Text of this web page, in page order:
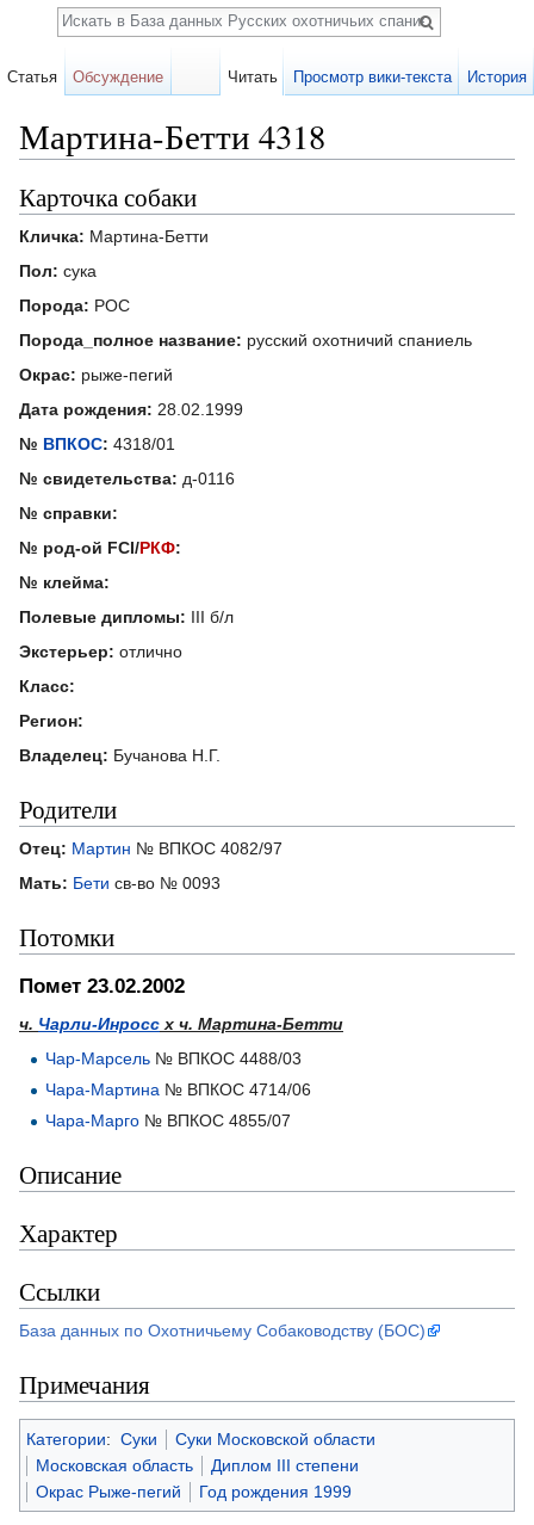
Мартина-Бетти 4318
Карточка собаки
Кличка: Мартина-Бетти
Пол: сука
Порода: РОС
Порода_полное название: русский охотничий спаниель
Окрас: рыже-пегий
Дата рождения: 28.02.1999
№ ВПКОС: 4318/01
№ свидетельства: д-0116
№ справки:
№ род-ой FCI/РКФ:
№ клейма:
Полевые дипломы: III б/л
Экстерьер: отлично
Класс:
Регион:
Владелец: Бучанова Н.Г.
Родители
Отец: Мартин № ВПКОС 4082/97
Мать: Бети св-во № 0093
Потомки
Помет 23.02.2002
ч. Чарли-Инросс х ч. Мартина-Бетти
Чар-Марсель № ВПКОС 4488/03
Чара-Мартина № ВПКОС 4714/06
Чара-Марго № ВПКОС 4855/07
Описание
Характер
Ссылки
База данных по Охотничьему Собаководству (БОС)
Примечания
Категории: Суки
Суки Московской области
Московская область
Диплом III степени
Окрас Рыже-пегий
Год рождения 1999
Статья Обсуждение Читать Просмотр вики-текста История
Поиск